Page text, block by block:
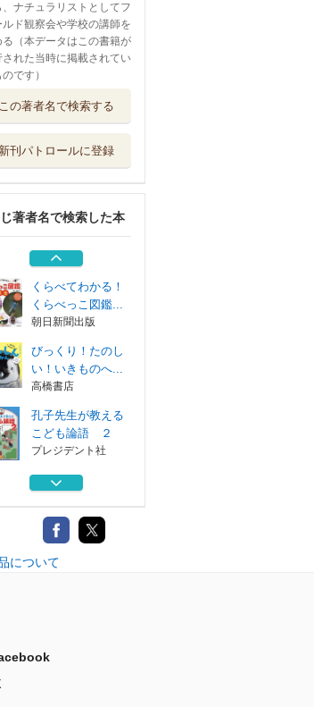
、ナチュラリストとしてフ
ルド観察会や学校の講師を
る（本データはこの書籍が
された当時に掲載されてい
です）
この著者名で検索する
新刊パトロールに登録
著者名で検索した本
こども論語 ２
物語のある星座図
三才ブックス
きけんないきもの
フレーベル館
くらべてわかる！
くらべっこ図鑑...
朝日新聞出版
びっくり！たのし
い！いきものへ...
高橋書店
孔子先生が教える
こども論語 ２
プレジデント社
物語のある星座図
三才ブックス
きけんないきもの
フレーベル館
について